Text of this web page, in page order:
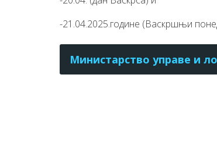
-21.04.2025.године (Васкршњи
Министарство управе и